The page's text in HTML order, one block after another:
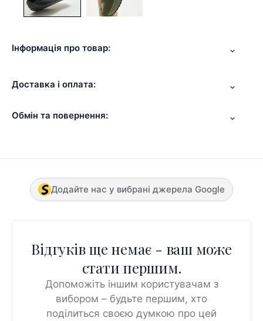
Інформація про товар:
Доставка і оплата:
Обмін та повернення:
Додайте нас у вибрані джерела Google
Відгуків ще немає - ваш може
стати першим.
Допоможіть іншим користувачам з
вибором – будьте першим, хто
поділиться своєю думкою про цей